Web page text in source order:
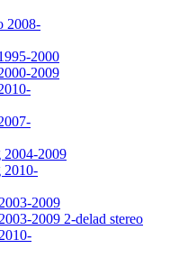
2008-
2000
2009
2004-2009
2010-
2009
2009 2-delad stereo